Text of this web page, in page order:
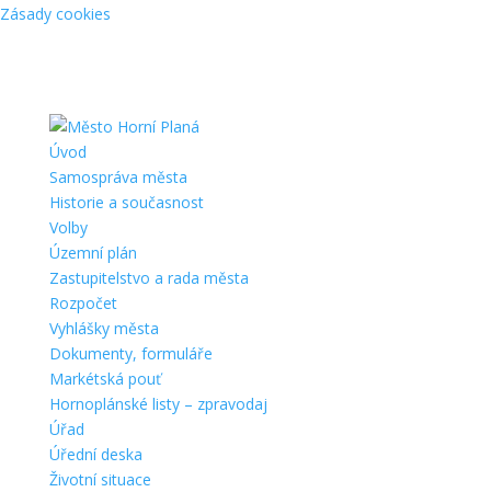
Zásady cookies
Úvod
Samospráva města
Historie a současnost
Volby
Územní plán
Zastupitelstvo a rada města
Rozpočet
Vyhlášky města
Dokumenty, formuláře
Markétská pouť
Hornoplánské listy – zpravodaj
Úřad
Úřední deska
Životní situace